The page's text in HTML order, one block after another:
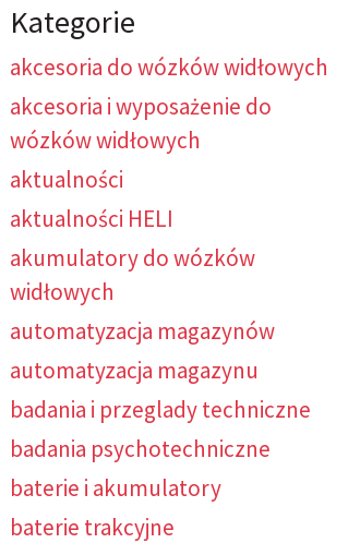
Kategorie
akcesoria do wózków widłowych
akcesoria i wyposażenie do
wózków widłowych
aktualności
aktualności HELI
akumulatory do wózków
widłowych
automatyzacja magazynów
automatyzacja magazynu
badania i przeglady techniczne
badania psychotechniczne
baterie i akumulatory
baterie trakcyjne